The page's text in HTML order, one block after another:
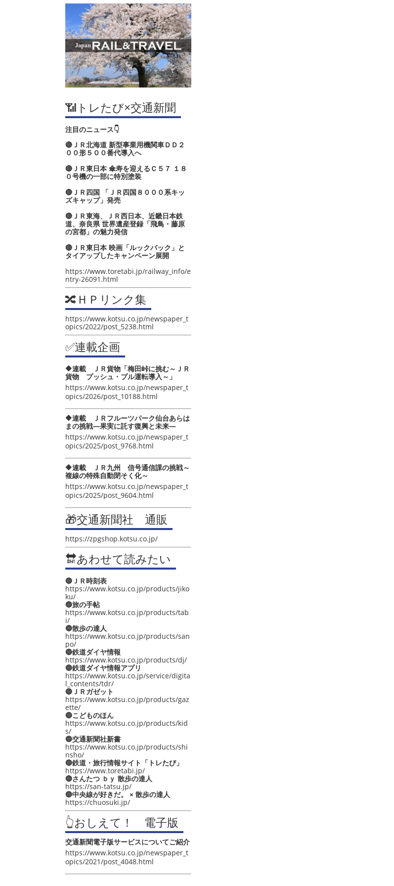
📶トレたび×交通新聞
注目のニュース👇
🔴ＪＲ北海道 新型事業用機関車ＤＤ２
００形５００番代導入へ
🔴ＪＲ東日本 傘寿を迎えるＣ５７ １８
０号機の一部に特別塗装
🔴ＪＲ四国 「ＪＲ四国８０００系キッ
ズキャップ」発売
🔴ＪＲ東海、ＪＲ西日本、近畿日本鉄
道、奈良県 世界遺産登録「飛鳥・藤原
の宮都」の魅力発信
🔴ＪＲ東日本 映画「ルックバック」と
タイアップしたキャンペーン展開
https://www.toretabi.jp/railway_info/e
ntry-26091.html
🔀ＨＰリンク集
https://www.kotsu.co.jp/newspaper_t
opics/2022/post_5238.html
✅連載企画
🔶連載 ＪＲ貨物「梅田峠に挑む～ＪＲ
貨物 プッシュ・プル運転導入～」
https://www.kotsu.co.jp/newspaper_t
opics/2026/post_10188.html
🔶連載 ＪＲフルーツパーク仙台あらは
まの挑戦―果実に託す復興と未来―
https://www.kotsu.co.jp/newspaper_t
opics/2025/post_9768.html
🔶連載 ＪＲ九州 信号通信課の挑戦～
複線の特殊自動閉そく化～
https://www.kotsu.co.jp/newspaper_t
opics/2025/post_9604.html
🎁交通新聞社 通販
https://zpgshop.kotsu.co.jp/
🔛あわせて読みたい
🔵ＪＲ時刻表
https://www.kotsu.co.jp/products/jiko
ku/
🔵旅の手帖
https://www.kotsu.co.jp/products/tab
i/
🔵散歩の達人
https://www.kotsu.co.jp/products/san
po/
🔵鉄道ダイヤ情報
https://www.kotsu.co.jp/products/dj/
🔵鉄道ダイヤ情報アプリ
https://www.kotsu.co.jp/service/digita
l_contents/tdr/
🔵ＪＲガゼット
https://www.kotsu.co.jp/products/gaz
ette/
🔵こどものほん
https://www.kotsu.co.jp/products/kid
s/
🔵交通新聞社新書
https://www.kotsu.co.jp/products/shi
nsho/
🔵鉄道・旅行情報サイト「トレたび」
https://www.toretabi.jp/
🔵さんたつ ｂｙ 散歩の達人
https://san-tatsu.jp/
🔵中央線が好きだ。 × 散歩の達人
https://chuosuki.jp/
👆おしえて！ 電子版
交通新聞電子版サービスについてご紹介
https://www.kotsu.co.jp/newspaper_t
opics/2021/post_4048.html